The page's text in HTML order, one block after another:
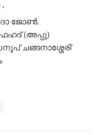
ജോൺ.
(അപ്പു)
ചങ്ങനാശ്ശേരി’